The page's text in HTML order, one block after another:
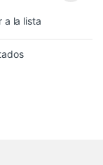
a la lista
Sorted by latest